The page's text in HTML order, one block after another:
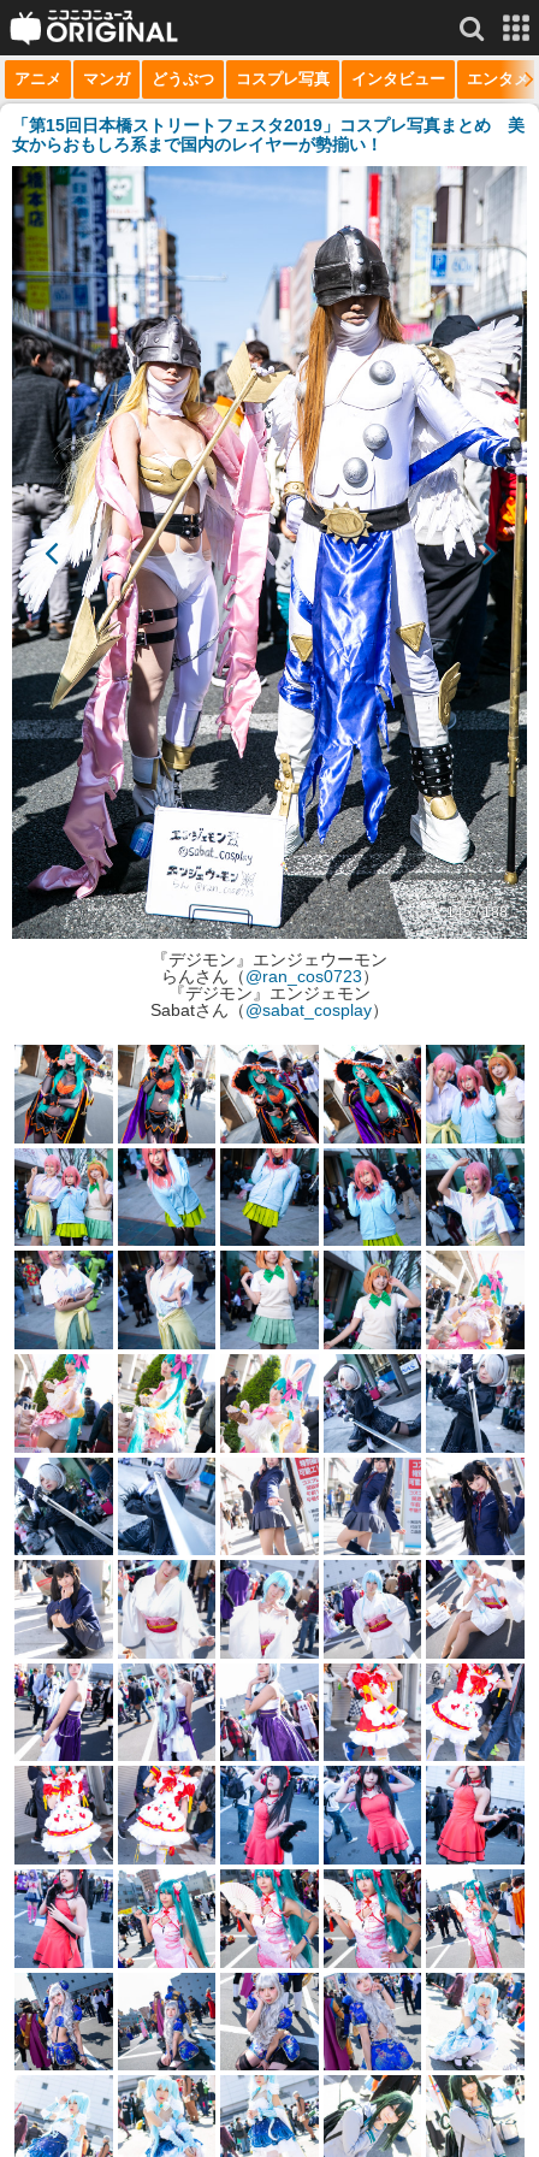
サービス一覧 もっと見る
niconico
動画
生放送
ニュース
チャンネル
マンガ
ニコニコQ
アニメ マンガ どうぶつ コスプレ写真 インタビュー エンタメ
「第15回日本橋ストリートフェスタ2019」コスプレ写真まとめ 美
女からおもしろ系まで国内のレイヤーが勢揃い！
145 / 188
『デジモン』エンジェウーモン
らんさん（@ran_cos0723）
『デジモン』エンジェモン
Sabatさん（@sabat_cosplay）